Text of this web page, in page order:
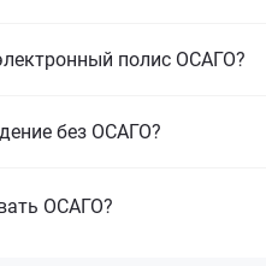
полис ОСАГО?
без ОСАГО?
ОСАГО?